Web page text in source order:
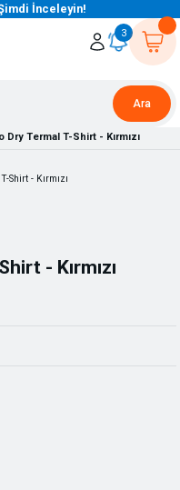
İnceleyin!
Ara
3
Dry Termal T-Shirt - Kırmızı
- Kırmızı